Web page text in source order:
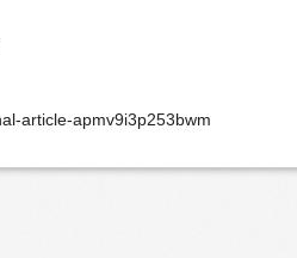
article-apmv9i3p253bwm